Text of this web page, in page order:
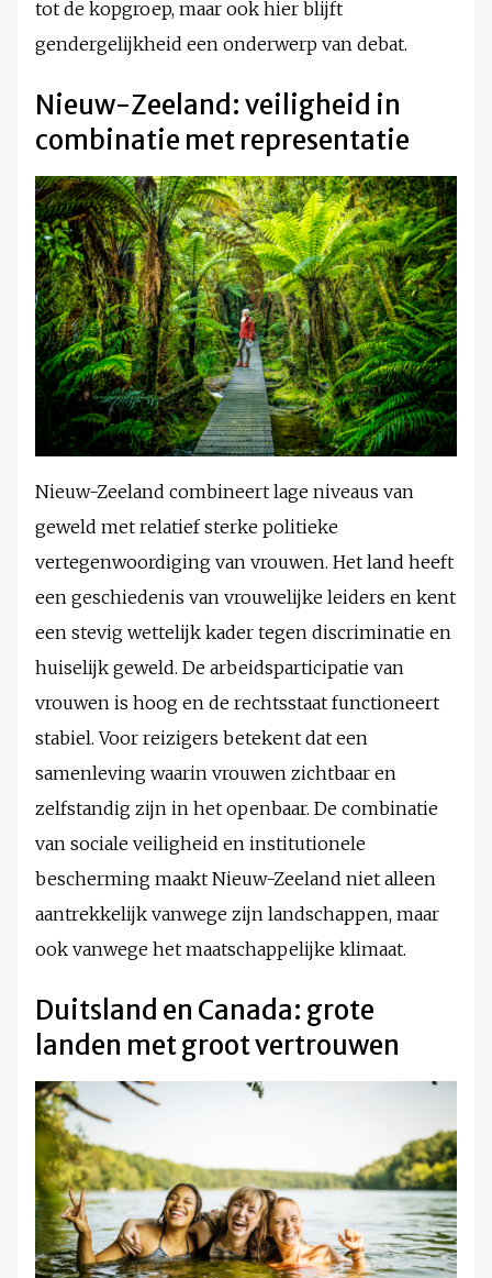
tot de kopgroep, maar ook hier blijft
gendergelijkheid een onderwerp van debat.
Nieuw-Zeeland: veiligheid in
combinatie met representatie
Nieuw-Zeeland combineert lage niveaus van
geweld met relatief sterke politieke
vertegenwoordiging van vrouwen. Het land heeft
een geschiedenis van vrouwelijke leiders en kent
een stevig wettelijk kader tegen discriminatie en
huiselijk geweld. De arbeidsparticipatie van
vrouwen is hoog en de rechtsstaat functioneert
stabiel. Voor reizigers betekent dat een
samenleving waarin vrouwen zichtbaar en
zelfstandig zijn in het openbaar. De combinatie
van sociale veiligheid en institutionele
bescherming maakt Nieuw-Zeeland niet alleen
aantrekkelijk vanwege zijn landschappen, maar
ook vanwege het maatschappelijke klimaat.
Duitsland en Canada: grote
landen met groot vertrouwen